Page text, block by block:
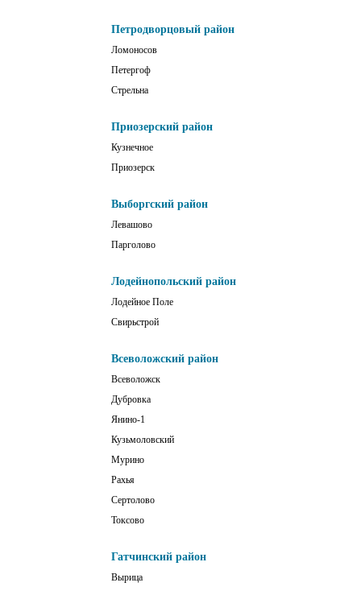
Петродворцовый район
Ломоносов
Петергоф
Стрельна
Приозерский район
Кузнечное
Приозерск
Выборгский район
Левашово
Парголово
Лодейнопольский район
Лодейное Поле
Свирьстрой
Всеволожский район
Всеволожск
Дубровка
Янино-1
Кузьмоловский
Мурино
Рахья
Сертолово
Токсово
Гатчинский район
Вырица